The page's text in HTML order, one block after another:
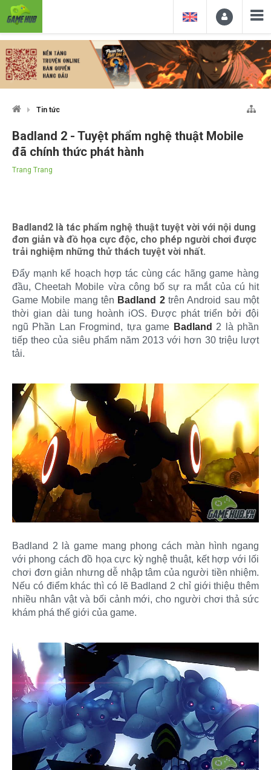
Tin tức
Badland 2 - Tuyệt phẩm nghệ thuật Mobile
đã chính thức phát hành
Trang Trang
Badland2 là tác phẩm nghệ thuật tuyệt vời với nội dung
đơn giản và đồ họa cực độc, cho phép người chơi được
trải nghiệm những thử thách tuyệt vời nhất.
Đẩy mạnh kế hoạch hợp tác cùng các hãng game hàng
đầu, Cheetah Mobile vừa công bố sự ra mắt của cú hit
Game Mobile mang tên Badland 2trên Android sau một
thời gian dài tung hoành iOS. Được phát triển bởi đội
ngũ Phần Lan Frogmind, tựa game Badland 2 là phần
tiếp theo của siêu phẩm năm 2013 với hơn 30 triệu lượt
tải.
Badland 2 là game mang phong cách màn hình ngang
với phong cách đồ họa cực kỳ nghệ thuật, kết hợp với lối
chơi đơn giản nhưng dễ nhập tâm của người tiền nhiệm.
Nếu có điểm khác thì có lẽ Badland 2 chỉ giới thiệu thêm
nhiều nhân vật và bối cảnh mới, cho người chơi thả sức
khám phá thế giới của game.